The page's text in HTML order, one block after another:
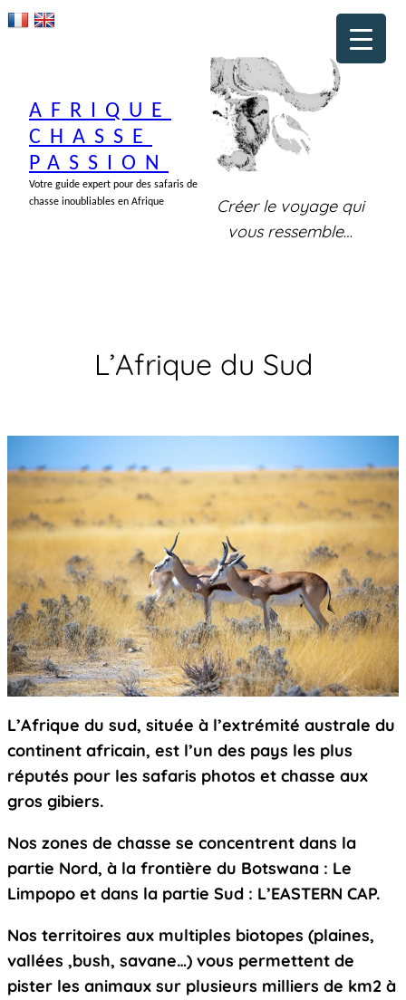
Aller
AFRIQUE
CHASSE
PASSION
Votre guide expert pour des safaris de
chasse inoubliables en Afrique
Créer le voyage qui
vous ressemble…
L’Afrique du Sud
L’Afrique du sud, située à l’extrémité australe du
continent africain, est l’un des pays les plus
réputés pour les safaris photos et chasse aux
gros gibiers.
Nos zones de chasse se concentrent dans la
partie Nord, à la frontière du Botswana : Le
Limpopo et dans la partie Sud : L’EASTERN CAP.
Nos territoires aux multiples biotopes (plaines,
vallées ,bush, savane…) vous permettent de
pister les animaux sur plusieurs milliers de km2 à